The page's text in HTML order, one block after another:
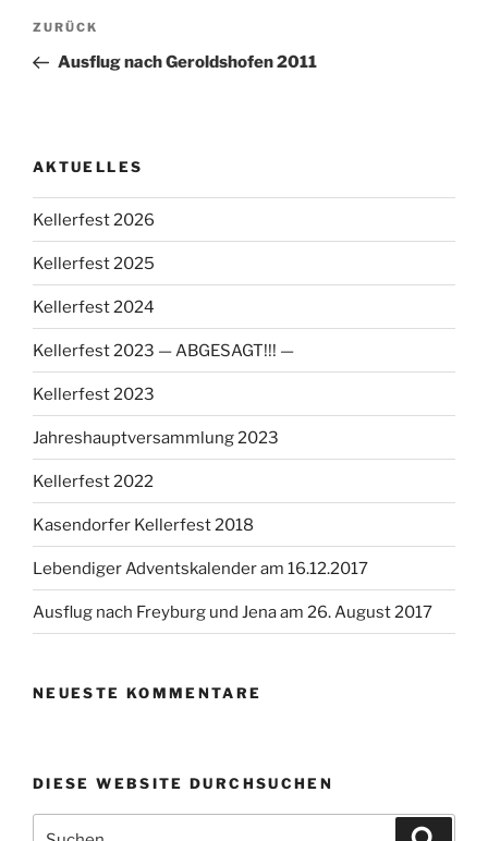
Beitragsnavigation
Vorheriger
Beitrag
ZURÜCK
Ausflug nach Geroldshofen 2011
AKTUELLES
Kellerfest 2026
Kellerfest 2025
Kellerfest 2024
Kellerfest 2023 — ABGESAGT!!! —
Kellerfest 2023
Jahreshauptversammlung 2023
Kellerfest 2022
Kasendorfer Kellerfest 2018
Lebendiger Adventskalender am 16.12.2017
Ausflug nach Freyburg und Jena am 26. August 2017
NEUESTE KOMMENTARE
DIESE WEBSITE DURCHSUCHEN